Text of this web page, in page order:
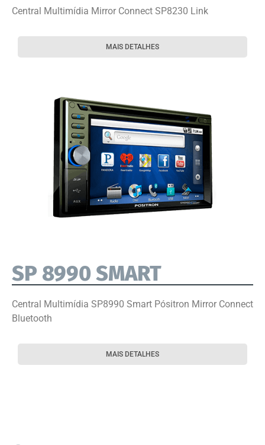
Central Multimídia Mirror Connect SP8230 Link
MAIS DETALHES
SP 8990 SMART
Central Multimídia SP8990 Smart Pósitron Mirror Connect
Bluetooth
MAIS DETALHES